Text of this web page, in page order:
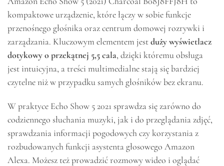
kompaktowe urządzenie, które łączy w sobie funkcje
przenośnego głośnika oraz centrum domowej rozrywki i
zarządzania. Kluczowym elementem jestduży wyświetlacz
dotykowy o przekątnej 5,5 cala, dzięki któremu obsługa
jest intuicyjna, a treści multimedialne stają się bardziej
czytelne niż w przypadku samych głośników bez ekranu.
W praktyce Echo Show 5 2021 sprawdza się zarówno do
codziennego słuchania muzyki, jak i do przeglądania zdjęć,
sprawdzania informacji pogodowych czy korzystania z
rozbudowanych funkcji asystenta głosowego Amazon
Alexa. Możesz też prowadzić rozmowy wideo i oglądać